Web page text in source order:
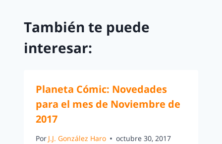
También te puede
interesar:
Planeta Cómic: Novedades
para el mes de Noviembre de
2017
Por J.J. González Haro octubre 30, 2017